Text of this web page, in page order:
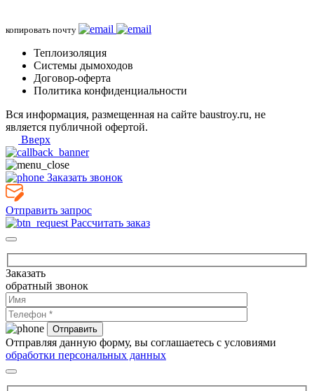
копировать почту
Теплоизоляция
Системы дымоходов
Договор-оферта
Политика конфиденциальности
Вся информация, размещенная на сайте baustroy.ru, не
является публичной офертой.
Вверх
Заказать звонок
Отправить запрос
Рассчитать заказ
Заказать
обратный звонок
Отправляя данную форму, вы соглашаетесь с условиями
обработки персональных данных